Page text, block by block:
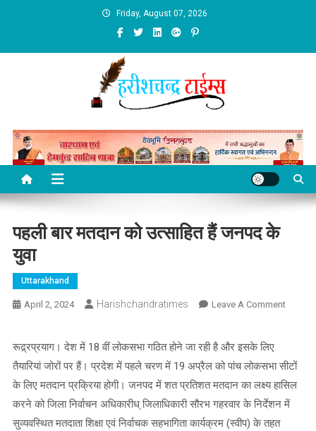
Friday, August 07, 2026
पहली बार मतदान को उत्साहित हैं जनपद के
युवा
Uttarakhand
April 2, 2024 Harishchandratimes Leave A CommentOn
को
उत्साहित
हैं
रूद्र्रप्रयाग। देश में 18 वीं लोकसभा गठित होने जा रही है और इसके लिए
तैयारियां जोरों पर हैं। प्रदेश में पहले चरण में 19 अप्रैल को पांच लोकसभा सीटों
के लिए मतदान प्रक्रिया होगी। जनपद में शत प्रतिशत मतदान का लक्ष्य हासिल
करने को जिला निर्वाचन अधिकारीध् जिलाधिकारी सौरभ गहरवार के निर्देशन में
सुव्यवस्थित मतदाता शिक्षा एवं निर्वाचक सहभागिता कार्यक्रम (स्वीप) के तहत